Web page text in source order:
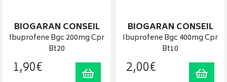
BIOGARAN CONSEIL
Ibuprofene Bgc 200mg Cpr
Bt20
1,90€ Ajouter au panier
BIOGARAN CONSEIL
Ibuprofene Bgc 400mg Cpr
Bt10
2,00€